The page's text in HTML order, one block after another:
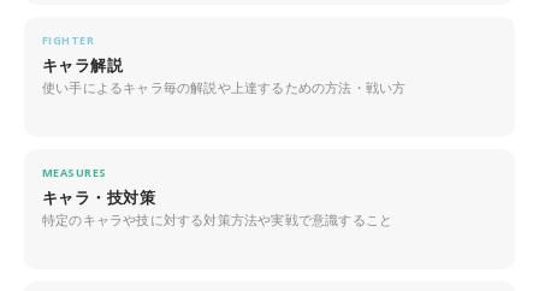
FIGHTER
キャラ解説
使い手によるキャラ毎の解説や上達するための方法・戦い方
MEASURES
キャラ・技対策
特定のキャラや技に対する対策方法や実戦で意識すること